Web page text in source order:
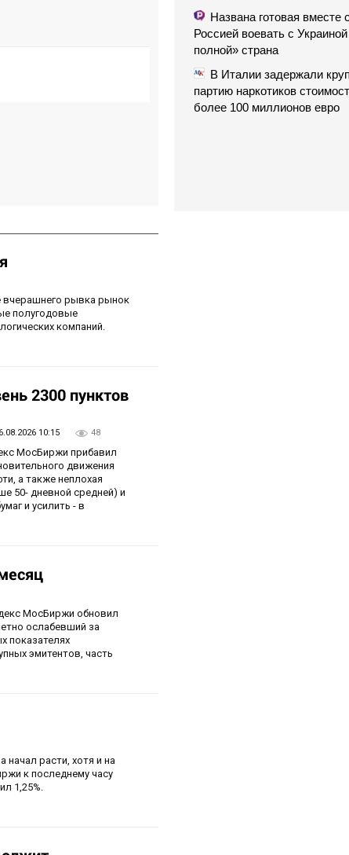
вчерашнего рывка рынок
полугодовые
компаний.
2300 пунктов
10:15 48
МосБиржи прибавил
движения
а также неплохая
50- дневной средней) и
и усилить - в
МосБиржи обновил
ослабевший за
показателях
эмитентов, часть
начал расти, хотя и на
к последнему часу
1,25%.
Названа готовая вместе с
Россией воевать с
полной» страна
В Италии задержали
партию наркотиков
более 100 миллионов евро